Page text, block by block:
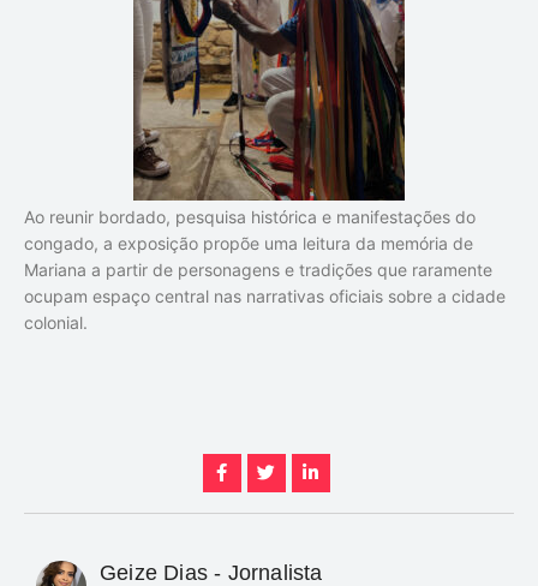
Ao reunir bordado, pesquisa histórica e manifestações do
congado, a exposição propõe uma leitura da memória de
Mariana a partir de personagens e tradições que raramente
ocupam espaço central nas narrativas oficiais sobre a cidade
colonial.
Geize Dias - Jornalista